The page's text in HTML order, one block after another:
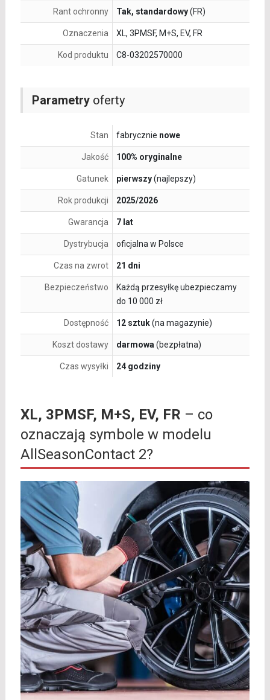
Parametryoferty
Stan fabrycznie nowe
Jakość 100% oryginalne
Gatunek pierwszy(najlepszy)
Rok produkcji 2025/2026
Gwarancja 7 lat
Dystrybucja oficjalna w Polsce
Czas na zwrot 21 dni
Bezpieczeństwo
Każdą przesyłkę ubezpieczamy
do 10 000 zł
Dostępność 12 sztuk(na magazynie)
Koszt dostawy darmowa (bezpłatna)
Czas wysyłki 24 godziny
Rant ochronny Tak, standardowy(FR)
Oznaczenia XL, 3PMSF, M+S, EV, FR
Kod produktu C8-03202570000
XL, 3PMSF, M+S, EV, FR – co
oznaczają symbole w modelu
AllSeasonContact 2?